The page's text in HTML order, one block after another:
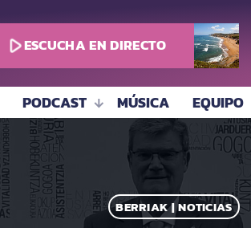
play_arrowESCUCHA EN DIRECTO
PODCAST MÚSICA EQUIPO
BERRIAK | NOTICIAS